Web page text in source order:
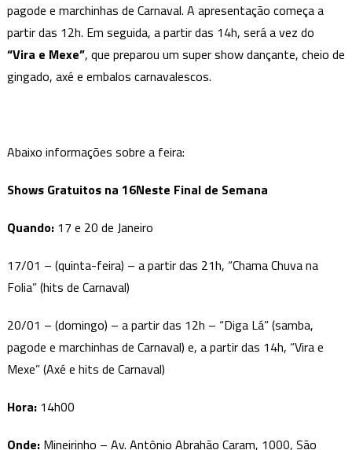
pagode e marchinhas de Carnaval. A apresentação começa a
partir das 12h. Em seguida, a partir das 14h, será a vez do
“Vira e Mexe”, que preparou um super show dançante, cheio de
gingado, axé e embalos carnavalescos.
Abaixo informações sobre a feira:
Shows Gratuitos na 16Neste Final de Semana
Quando: 17 e 20 de Janeiro
17/01 – (quinta-feira) – a partir das 21h, “Chama Chuva na
Folia” (hits de Carnaval)
20/01 – (domingo) – a partir das 12h – “Diga Lá” (samba,
pagode e marchinhas de Carnaval) e, a partir das 14h, “Vira e
Mexe” (Axé e hits de Carnaval)
Hora: 14h00
Onde: Mineirinho – Av. Antônio Abrahão Caram, 1000, São